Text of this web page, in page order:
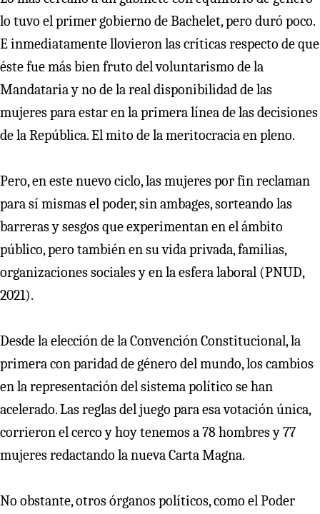
lo tuvo el primer gobierno de Bachelet, pero duró poco.
E inmediatamente llovieron las críticas respecto de que
éste fue más bien fruto del voluntarismo de la
Mandataria y no de la real disponibilidad de las
mujeres para estar en la primera línea de las decisiones
de la República. El mito de la meritocracia en pleno.
Pero, en este nuevo ciclo, las mujeres por fin reclaman
para sí mismas el poder, sin ambages, sorteando las
barreras y sesgos que experimentan en el ámbito
público, pero también en su vida privada, familias,
organizaciones sociales y en la esfera laboral (PNUD,
2021).
Desde la elección de la Convención Constitucional, la
primera con paridad de género del mundo, los cambios
en la representación del sistema político se han
acelerado. Las reglas del juego para esa votación única,
corrieron el cerco y hoy tenemos a 78 hombres y 77
mujeres redactando la nueva Carta Magna.
No obstante, otros órganos políticos, como el Poder